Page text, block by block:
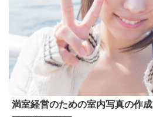
満室経営のための室内写真の作成